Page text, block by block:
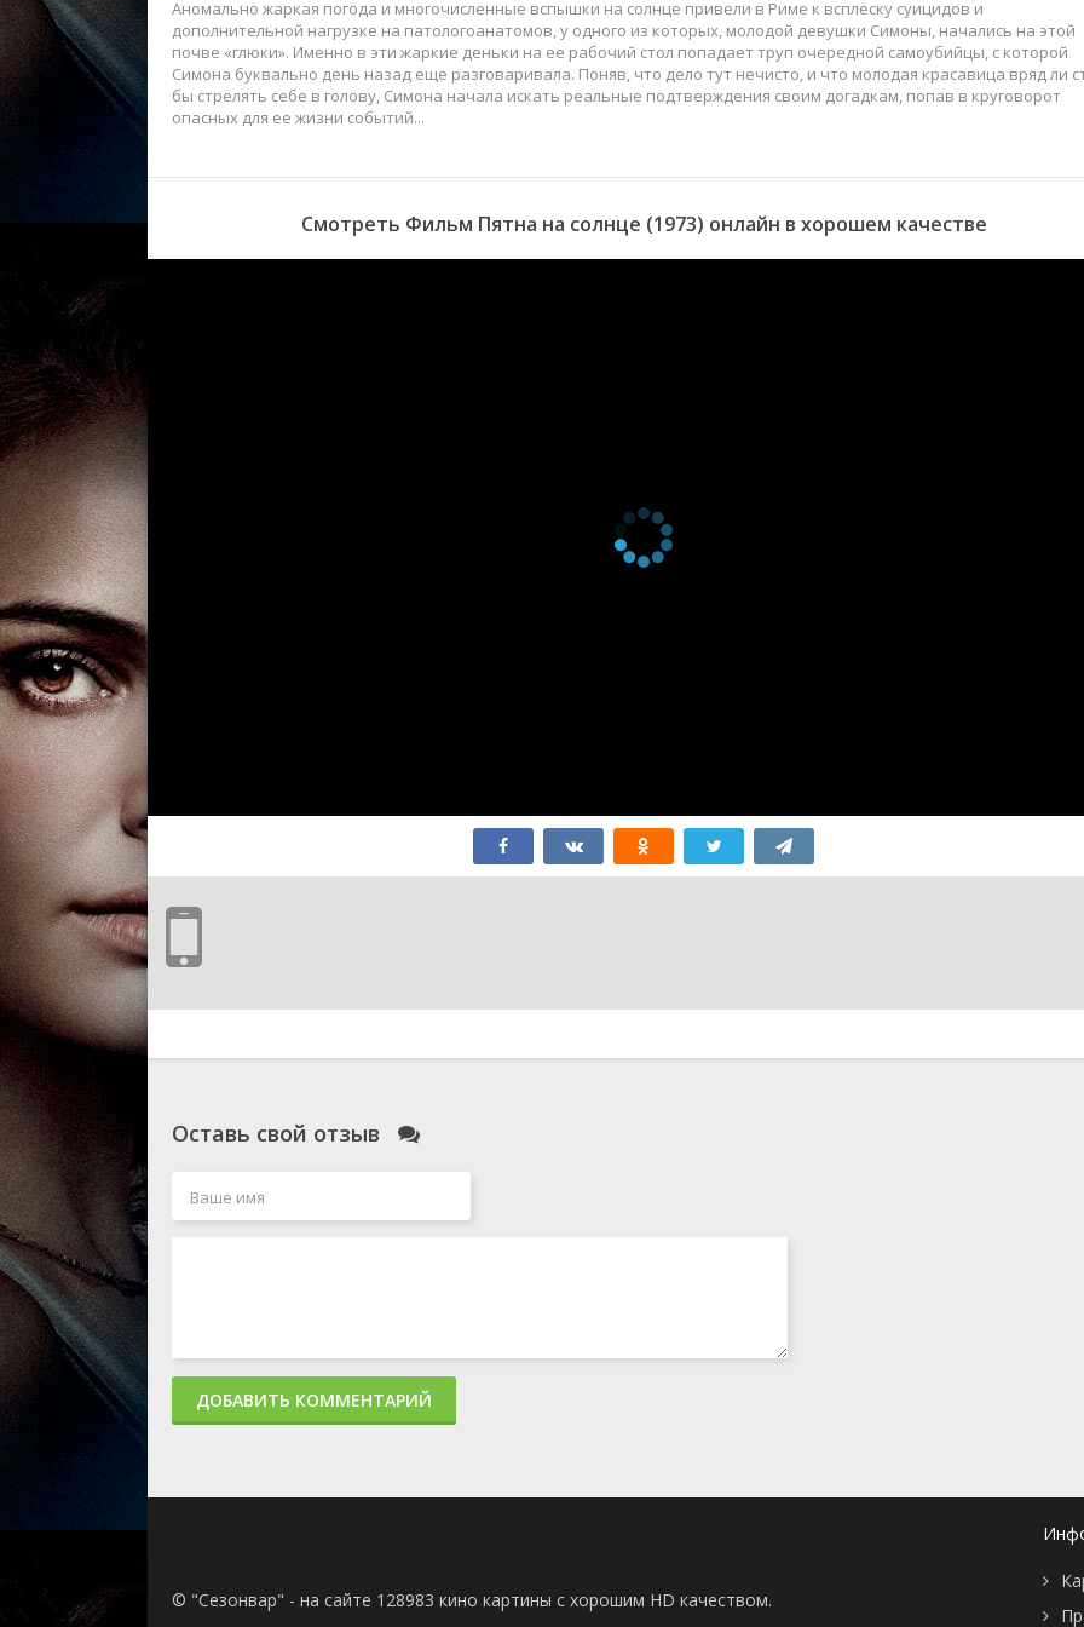
Аномально жаркая погода и многочисленные вспышки на солнце привели в Риме к всплеску суицидов и
дополнительной нагрузке на патологоанатомов, у одного из которых, молодой девушки Симоны, начались на этой
почве «глюки». Именно в эти жаркие деньки на ее рабочий стол попадает труп очередной самоубийцы, с которой
Симона буквально день назад еще разговаривала. Поняв, что дело тут нечисто, и что молодая красавица вряд ли
бы стрелять себе в голову, Симона начала искать реальные подтверждения своим догадкам, попав в круговорот
опасных для ее жизни событий...
Смотреть Фильм Пятна на солнце (1973) онлайн в хорошем качестве
Оставь свой отзыв
ДОБАВИТЬ КОММЕНТАРИЙ
© "Сезонвар" - на сайте 128983 кино картины с хорошим HD качеством.